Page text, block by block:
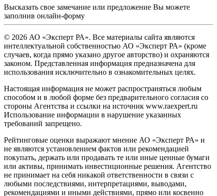
Высказать свое замечание или предложение Вы можете
заполнив онлайн-форму
© 2026 АО «Эксперт РА». Все материалы сайта являются
интеллектуальной собственностью АО «Эксперт РА» (кроме
случаев, когда прямо указано другое авторство) и охраняются
законом. Представленная информация предназначена для
использования исключительно в ознакомительных целях.
Настоящая информация не может распространяться любым
способом и в любой форме без предварительного согласия со
стороны Агентства и ссылки на источник www.raexpert.ru
Использование информации в нарушение указанных
требований запрещено.
Рейтинговые оценки выражают мнение АО «Эксперт РА» и
не являются установлением фактов или рекомендацией
покупать, держать или продавать те или иные ценные бумаги
или активы, принимать инвестиционные решения. Агентство
не принимает на себя никакой ответственности в связи с
любыми последствиями, интерпретациями, выводами,
рекомендациями и иными действиями, прямо или косвенно